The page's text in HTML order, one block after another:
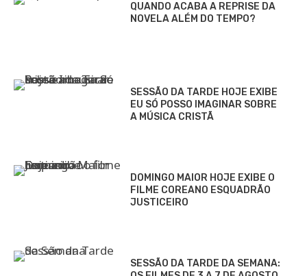
QUANDO ACABA A REPRISE DA
NOVELA ALÉM DO TEMPO?
SESSÃO DA TARDE HOJE EXIBE
EU SÓ POSSO IMAGINAR SOBRE
A MÚSICA CRISTÃ
DOMINGO MAIOR HOJE EXIBE O
FILME COREANO ESQUADRÃO
JUSTICEIRO
SESSÃO DA TARDE DA SEMANA: